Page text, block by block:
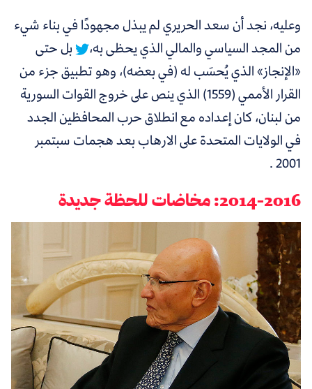
وعليه، نجد أن سعد الحريري لم يبذل مجهودًا في بناء شيء
من المجد السياسي والمالي الذي يحظى به،
بل حتى
«الإنجاز» الذي يُحسَب له (في بعضه)، وهو تطبيق جزء من
القرار الأممي (1559) الذي ينص على خروج القوات السورية
من لبنان، كان إعداده مع انطلاق حرب المحافظين الجدد
في الولايات المتحدة على الارهاب بعد هجمات سبتمبر
2001 .
2014-2016: مخاضات للحظة جديدة